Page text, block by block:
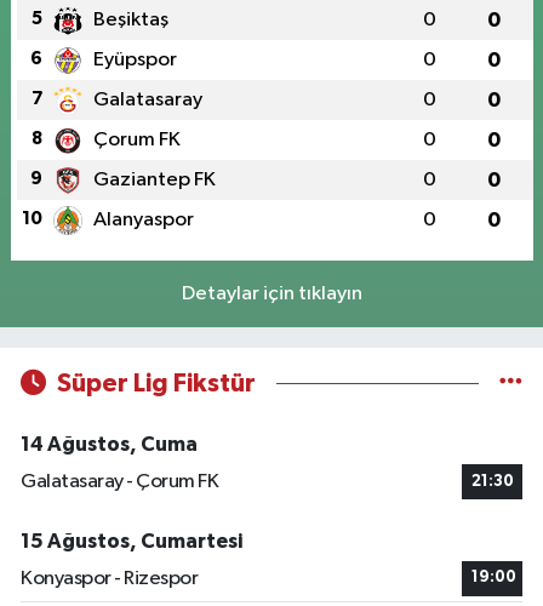
5 Beşiktaş 0 0
6 Eyüpspor 0 0
7 Galatasaray 0 0
8 Çorum FK 0 0
9 Gaziantep FK 0 0
10 Alanyaspor 0 0
Detaylar için tıklayın
Süper Lig Fikstür
14 Ağustos, Cuma
Galatasaray - Çorum FK
21:30
15 Ağustos, Cumartesi
Konyaspor - Rizespor
19:00